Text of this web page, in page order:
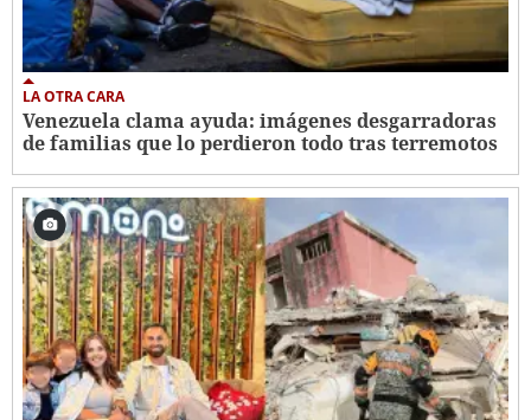
LA OTRA CARA
Venezuela clama ayuda: imágenes desgarradoras
de familias que lo perdieron todo tras terremotos